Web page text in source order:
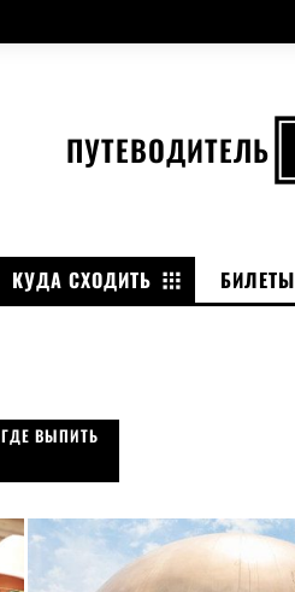
ПУТЕВОДИТЕЛЬ
КУДА СХОДИТЬ БИЛЕТЫ
ГДЕ ВЫПИТЬ